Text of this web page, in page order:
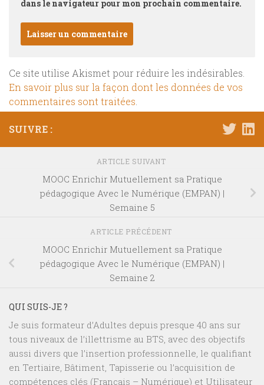
dans le navigateur pour mon prochain commentaire.
Ce site utilise Akismet pour réduire les indésirables.
En savoir plus sur la façon dont les données de vos
commentaires sont traitées
SUIVRE :
ARTICLE SUIVANT
MOOC Enrichir Mutuellement sa Pratique
pédagogique Avec le Numérique (EMPAN) |
Semaine 5
ARTICLE PRÉCÉDENT
MOOC Enrichir Mutuellement sa Pratique
pédagogique Avec le Numérique (EMPAN) |
Semaine 2
QUI SUIS-JE ?
Je suis formateur d’Adultes depuis presque 40 ans sur
tous niveaux de l’illettrisme au BTS, avec des objectifs
aussi divers que l’insertion professionnelle, le qualifiant
en Tertiaire, Bâtiment, Tapisserie ou l’acquisition de
compétences clés (Français – Numérique) et Utilisateur